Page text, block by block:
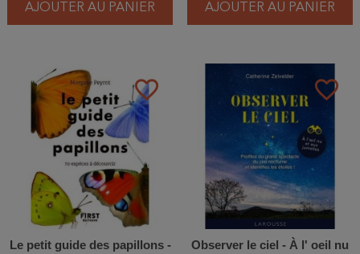
AJOUTER AU PANIER AJOUTER AU PANIER
favorite_border
Le petit guide des papillons -
favorite_border
Observer le ciel - À l' oeil nu